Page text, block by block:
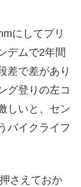
にしてプリ
デムで2年間
差で差があり
グ登りの左コ
しいと、セン
バイクライフ
さえておか